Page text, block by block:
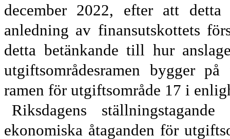
december 2022, efter att detta
anledning av finansutskottets
detta betänkande till hur
utgiftsområdesramen bygger
ramen för utgiftsområde 17 i
Riksdagens
ekonomiska åtaganden för